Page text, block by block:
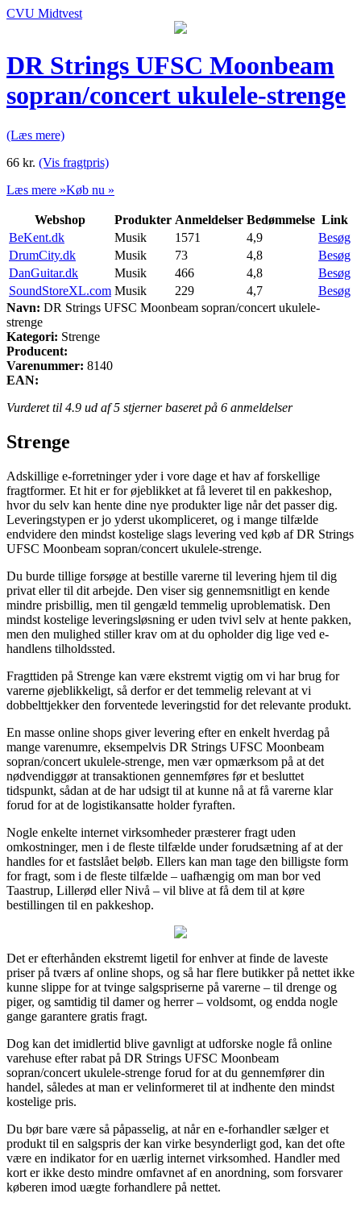
CVU Midtvest
DR Strings UFSC Moonbeam
sopran/concert ukulele-strenge
(Læs mere)
66 kr. (Vis fragtpris)
Læs mere »Køb nu »
Webshop Produkter Anmeldelser Bedømmelse Link
BeKent.dk
Musik 1571 4,9
Besøg
DrumCity.dk
Musik 73 4,8
Besøg
DanGuitar.dk
Musik 466 4,8
Besøg
SoundStoreXL.com Musik 229 4,7
Besøg
Navn: DR Strings UFSC Moonbeam sopran/concert ukulele-
strenge
Kategori: Strenge
Producent:
Varenummer: 8140
EAN:
Vurderet til 4.9 ud af 5 stjerner baseret på 6 anmeldelser
Strenge
Adskillige e-forretninger yder i vore dage et hav af forskellige
fragtformer. Et hit er for øjeblikket at få leveret til en pakkeshop,
hvor du selv kan hente dine nye produkter lige når det passer dig.
Leveringstypen er jo yderst ukompliceret, og i mange tilfælde
endvidere den mindst kostelige slags levering ved køb af DR Strings
UFSC Moonbeam sopran/concert ukulele-strenge.
Du burde tillige forsøge at bestille varerne til levering hjem til dig
privat eller til dit arbejde. Den viser sig gennemsnitligt en kende
mindre prisbillig, men til gengæld temmelig uproblematisk. Den
mindst kostelige leveringsløsning er uden tvivl selv at hente pakken,
men den mulighed stiller krav om at du opholder dig lige ved e-
handlens tilholdssted.
Fragttiden på Strenge kan være ekstremt vigtig om vi har brug for
varerne øjeblikkeligt, så derfor er det temmelig relevant at vi
dobbelttjekker den forventede leveringstid for det relevante produkt.
En masse online shops giver levering efter en enkelt hverdag på
mange varenumre, eksempelvis DR Strings UFSC Moonbeam
sopran/concert ukulele-strenge, men vær opmærksom på at det
nødvendiggør at transaktionen gennemføres før et besluttet
tidspunkt, sådan at de har udsigt til at kunne nå at få varerne klar
forud for at de logistikansatte holder fyraften.
Nogle enkelte internet virksomheder præsterer fragt uden
omkostninger, men i de fleste tilfælde under forudsætning af at der
handles for et fastslået beløb. Ellers kan man tage den billigste form
for fragt, som i de fleste tilfælde – uafhængig om man bor ved
Taastrup, Lillerød eller Nivå – vil blive at få dem til at køre
bestillingen til en pakkeshop.
Det er efterhånden ekstremt ligetil for enhver at finde de laveste
priser på tværs af online shops, og så har flere butikker på nettet ikke
kunne slippe for at tvinge salgspriserne på varerne – til drenge og
piger, og samtidig til damer og herrer – voldsomt, og endda nogle
gange garantere gratis fragt.
Dog kan det imidlertid blive gavnligt at udforske nogle få online
varehuse efter rabat på DR Strings UFSC Moonbeam
sopran/concert ukulele-strenge forud for at du gennemfører din
handel, således at man er velinformeret til at indhente den mindst
kostelige pris.
Du bør bare være så påpasselig, at når en e-forhandler sælger et
produkt til en salgspris der kan virke besynderligt god, kan det ofte
være en indikator for en uærlig internet virksomhed. Handler med
kort er ikke desto mindre omfavnet af en anordning, som forsvarer
køberen imod uægte forhandlere på nettet.